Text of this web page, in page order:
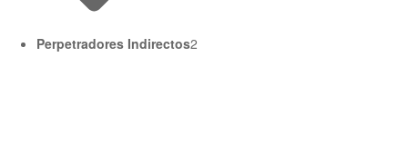
Perpetradores Indirectos2